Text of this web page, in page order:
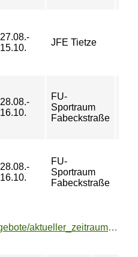
27.08.-
15.10.
JFE Tietze
28.08.-
16.10.
FU-
Sportraum
Fabeckstraße
28.08.-
16.10.
FU-
Sportraum
Fabeckstraße
https://www.fu-sport.de/angebote/aktueller_zeitraum/_Pilates___HOME.html